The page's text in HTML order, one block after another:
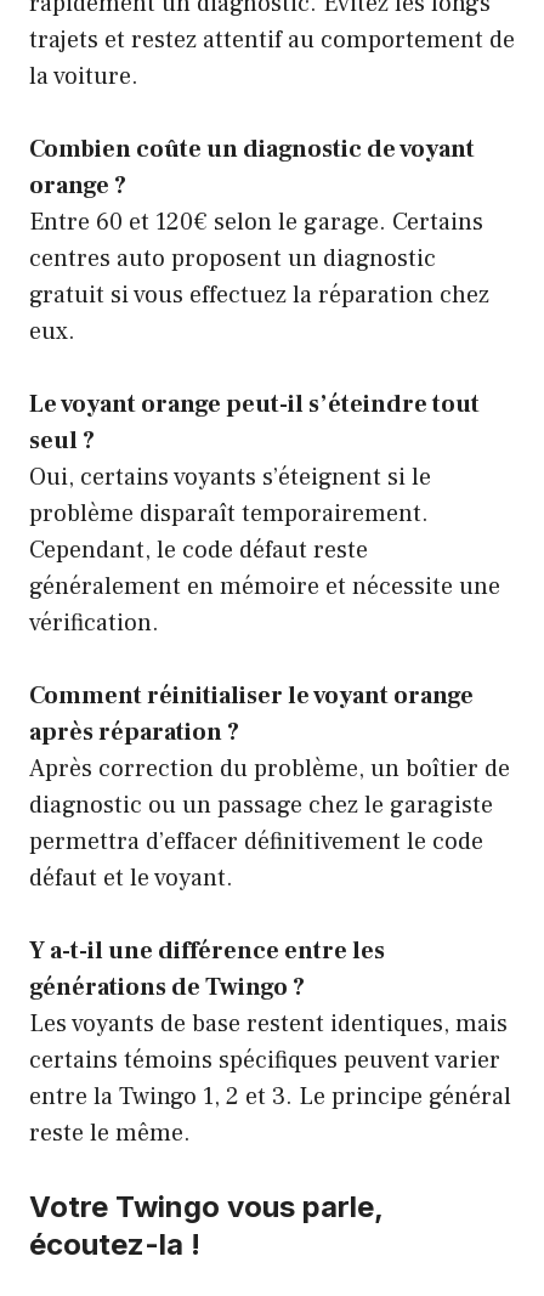
trajets et restez attentif au comportement de
la voiture.
Combien coûte un diagnostic de voyant
orange ?
Entre 60 et 120€ selon le garage. Certains
centres auto proposent un diagnostic
gratuit si vous effectuez la réparation chez
eux.
Le voyant orange peut-il s’éteindre tout
seul ?
Oui, certains voyants s’éteignent si le
problème disparaît temporairement.
Cependant, le code défaut reste
généralement en mémoire et nécessite une
vérification.
Comment réinitialiser le voyant orange
après réparation ?
Après correction du problème, un boîtier de
diagnostic ou un passage chez le garagiste
permettra d’effacer définitivement le code
défaut et le voyant.
Y a-t-il une différence entre les
générations de Twingo ?
Les voyants de base restent identiques, mais
certains témoins spécifiques peuvent varier
entre la Twingo 1, 2 et 3. Le principe général
reste le même.
Votre Twingo vous parle,
écoutez-la !